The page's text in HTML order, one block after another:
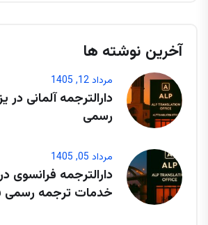
آخرین نوشته ها
مرداد 12, 1405
دارالترجمه آلمانی در
رسمی
مرداد 05, 1405
دارالترجمه فرانسوی
خدمات ترجمه رسمی